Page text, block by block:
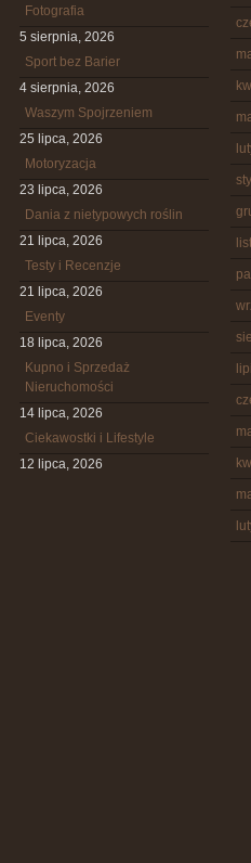
Fotografia
5 sierpnia, 2026
Sport bez Barier
4 sierpnia, 2026
Waszym Spojrzeniem
25 lipca, 2026
Motoryzacja
23 lipca, 2026
Dania z nietypowych roślin
21 lipca, 2026
Testy i Recenzje
21 lipca, 2026
Eventy
18 lipca, 2026
Kupno i Sprzedaż
Nieruchomości
14 lipca, 2026
Ciekawostki i Lifestyle
12 lipca, 2026